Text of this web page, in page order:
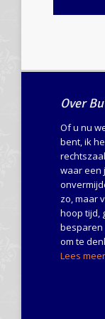
Over
Of u nu
bent, ik
waar een
zo, maar
hoop tijd,
besparen
om te
Lees meer